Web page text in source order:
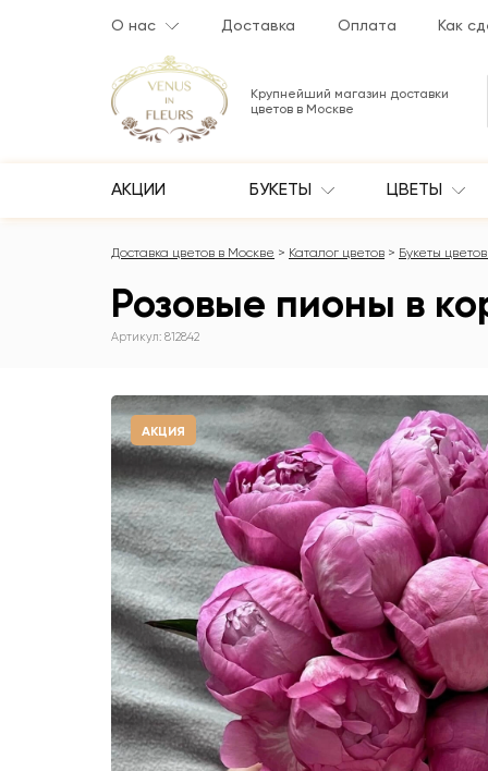
О нас Доставка Оплата Как
Крупнейший магазин доставки
цветов в Москве
АКЦИИ БУКЕТЫ ЦВЕТЫ
Доставка цветов в Москве Каталог цветов Букеты
Розовые пионы в
Артикул: 812842
АКЦИЯ